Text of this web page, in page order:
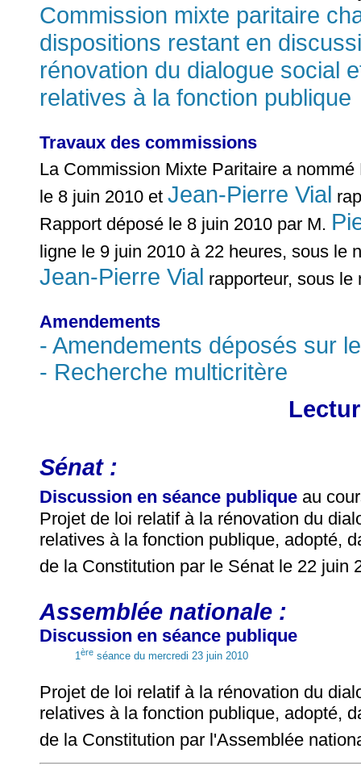
Commission mixte paritaire
dispositions restant en
rénovation du dialogue social
relatives à la fonction publique
Travaux des commissions
La Commission Mixte Paritaire a
le 8 juin 2010 et Jean-Pierre Vial
Rapport déposé le 8 juin 2010 par M.
ligne le 9 juin 2010 à 22 heures, sous le
Jean-Pierre Vial rapporteur, sous le
Amendements
- Amendements déposés sur
- Recherche multicritère
Sénat :
Discussion en séance publique au
Projet de loi relatif à la rénovation du
relatives à la fonction publique, adopté,
de la Constitution par le Sénat le 22 juin
Assemblée nationale :
Discussion en séance publique
1ère séance du mercredi 23 juin 2010
Projet de loi relatif à la rénovation du
relatives à la fonction publique, adopté,
de la Constitution par l'Assemblée